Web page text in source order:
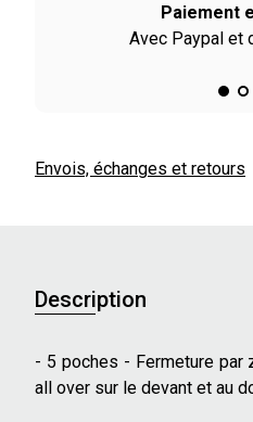
Paiement
Avec Paypal et
Envois, échanges et retours
Description
- 5 poches - Fermeture
all over sur le devant et au